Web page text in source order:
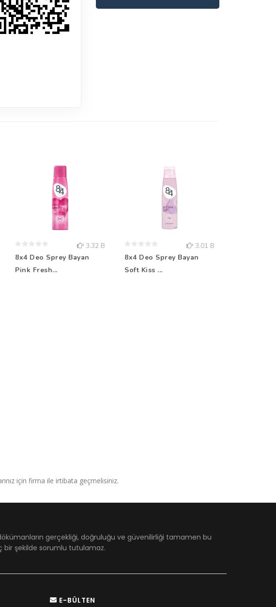
3.32 B
8x4 Deo Sprey Bayan
Pink Fresh...
3.01 B
8x4 Deo Sprey Bayan
Soft Kiss ...
için firma ile irtibata geçmelisiniz.
gerçekliği, doğruluğu ve güvenilirliği tamamen bu
bir şekilde sorumlu tutulamaz.
E-BÜLTEN